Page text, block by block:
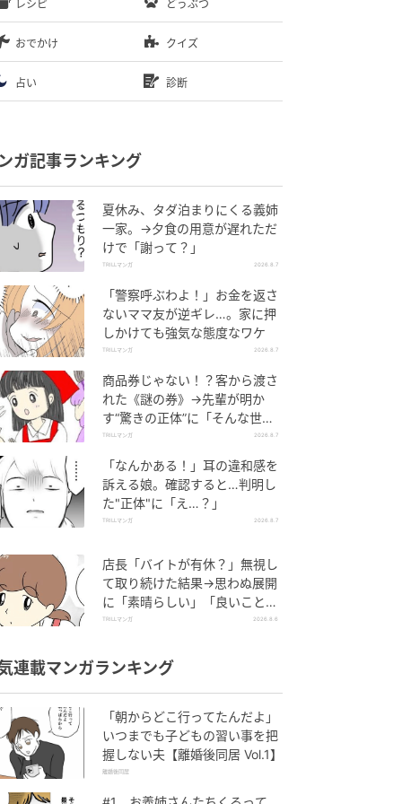
レシピ どうぶつ
おでかけ クイズ
占い 診断
ガ記事ランキング
夏休み、タダ泊まりにくる義姉
一家。→夕食の用意が遅れただ
けで「謝って？」
TRILLマンガ 2026.8.7
「警察呼ぶわよ！」お金を返さ
ないママ友が逆ギレ…。家に押
しかけても強気な態度なワケ
TRILLマンガ 2026.8.7
商品券じゃない！？客から渡さ
れた《謎の券》→先輩が明か
す“驚きの正体”に「そんな世代
差があるんですね」
TRILLマンガ 2026.8.7
「なんかある！」耳の違和感を
訴える娘。確認すると…判明し
た"正体"に「え…？」
TRILLマンガ 2026.8.7
店長「バイトが有休？」無視し
て取り続けた結果→思わぬ展開
に「素晴らしい」「良いことし
ましたね」
TRILLマンガ 2026.8.6
連載マンガランキング
「朝からどこ行ってたんだよ」
いつまでも子どもの習い事を把
握しない夫【離婚後同居 Vol.1】
離婚後同居